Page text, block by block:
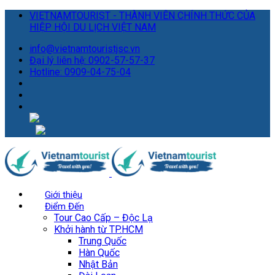
VIETNAMTOURIST - THÀNH VIÊN CHÍNH THỨC CỦA
HIỆP HỘI DU LỊCH VIỆT NAM
info@vietnamtouristjsc.vn
Đại lý liên hệ: 0902-57-57-37
Hotline: 0909-04-75-04
Giới thiệu
Điểm Đến
Tour Cao Cấp – Độc Lạ
Khởi hành từ TP.HCM
Trung Quốc
Hàn Quốc
Nhật Bản